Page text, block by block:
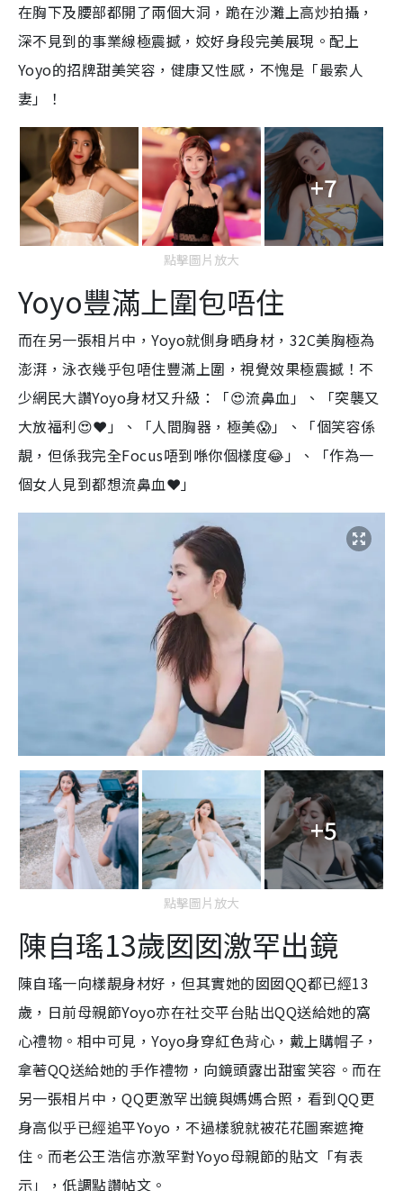
在胸下及腰部都開了兩個大洞，跪在沙灘上高炒拍攝，
深不見到的事業線極震撼，姣好身段完美展現。配上
Yoyo的招牌甜美笑容，健康又性感，不愧是「最索人
妻」！
+7
點擊圖片放大
Yoyo豐滿上圍包唔住
而在另一張相片中，Yoyo就側身晒身材，32C美胸極為
澎湃，泳衣幾乎包唔住豐滿上圍，視覺效果極震撼！不
少網民大讚Yoyo身材又升級：「😍流鼻血」、「突襲又
大放福利😍❤️」、「人間胸器，極美😱」、「個笑容係
靚，但係我完全Focus唔到喺你個樣度😂」、「作為一
個女人見到都想流鼻血❤️」
+5
點擊圖片放大
陳自瑤13歲囡囡激罕出鏡
陳自瑤一向樣靚身材好，但其實她的囡囡QQ都已經13
歲，日前母親節Yoyo亦在社交平台貼出QQ送給她的窩
心禮物。相中可見，Yoyo身穿紅色背心，戴上購帽子，
拿著QQ送給她的手作禮物，向鏡頭露出甜蜜笑容。而在
另一張相片中，QQ更激罕出鏡與媽媽合照，看到QQ更
身高似乎已經追平Yoyo，不過樣貌就被花花圖案遮掩
住。而老公王浩信亦激罕對Yoyo母親節的貼文「有表
示」，低調點讚帖文。